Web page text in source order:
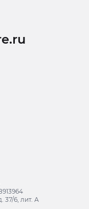
37/6, лит. А